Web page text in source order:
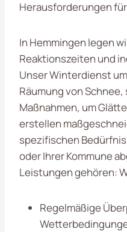
Herausforderungen
In Hemmingen legen
Reaktionszeiten und
Unser Winterdienst
Räumung von
Maßnahmen, um
erstellen
spezifischen
oder Ihrer Kommune
Leistungen gehören:
Regelmäßige